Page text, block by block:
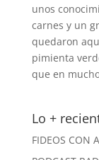
unos
carnes y un
quedaron
pimienta
que en
Lo +
FIDEOS CON